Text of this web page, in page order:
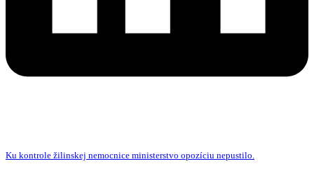
Ku kontrole žilinskej nemocnice ministerstvo opozíciu nepustilo.